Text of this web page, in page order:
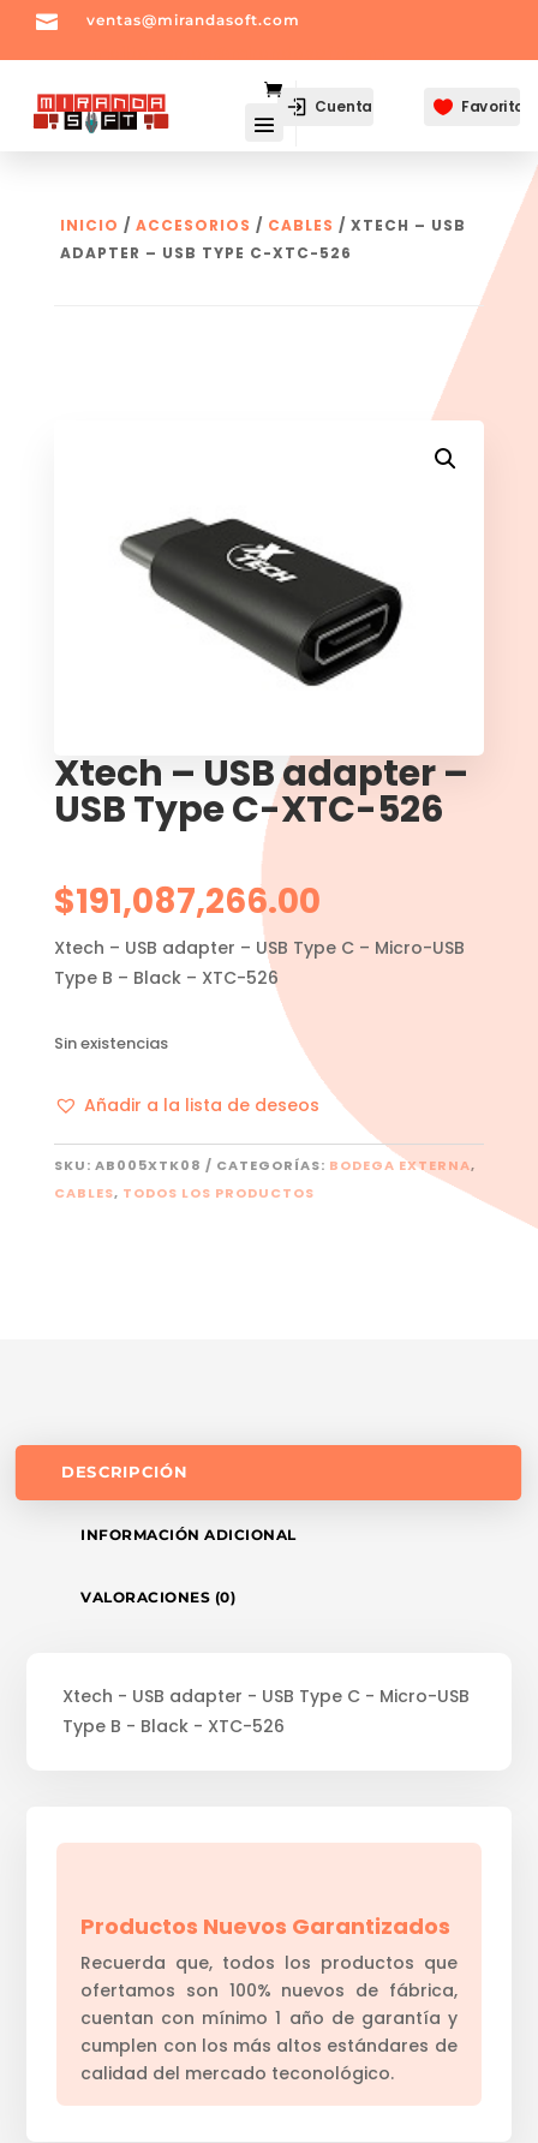
 ventas@mirandasoft.com
Cuenta  Favoritos
INICIO / ACCESORIOS / CABLES / XTECH – USB
ADAPTER – USB TYPE C-XTC-526
Xtech – USB adapter –
USB Type C-XTC-526
$191,087,266.00
Xtech – USB adapter – USB Type C – Micro-USB
Type B – Black – XTC-526
Sin existencias
Añadir a la lista de deseos
SKU: AB005XTK08 CATEGORÍAS: BODEGA EXTERNA,
CABLES, TODOS LOS PRODUCTOS
DESCRIPCIÓN
INFORMACIÓN ADICIONAL
VALORACIONES (0)
Xtech - USB adapter - USB Type C - Micro-USB
Type B - Black - XTC-526
Productos Nuevos Garantizados
Recuerda que, todos los productos que
ofertamos son 100% nuevos de fábrica,
cuentan con mínimo 1 año de garantía y
cumplen con los más altos estándares de
calidad del mercado teconológico.